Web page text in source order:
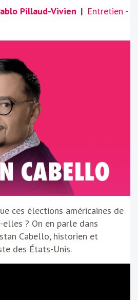
Pillaud-Vivien | Entretien -
ces élections américaines de
? On en parle dans
Cabello, historien et
des États-Unis.